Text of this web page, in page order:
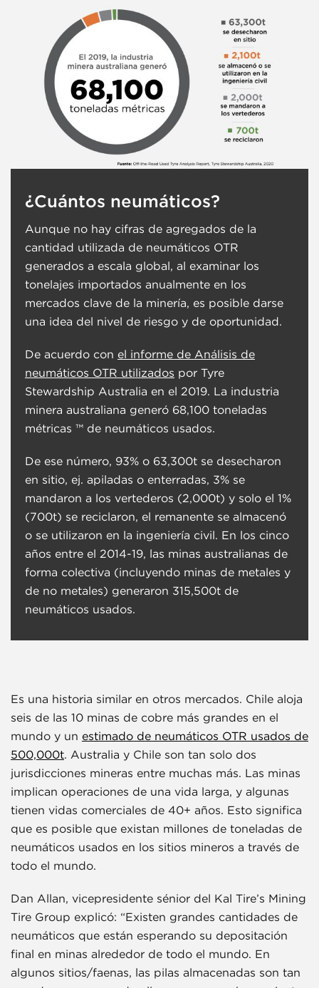
¿Cuántos neumáticos?
Aunque no hay cifras de agregados de la
cantidad utilizada de neumáticos OTR
generados a escala global, al examinar los
tonelajes importados anualmente en los
mercados clave de la minería, es posible darse
una idea del nivel de riesgo y de oportunidad.
De acuerdo con el informe de Análisis de
neumáticos OTR utilizados por Tyre
Stewardship Australia en el 2019. La industria
minera australiana generó 68,100 toneladas
métricas ™ de neumáticos usados.
De ese número, 93% o 63,300t se desecharon
en sitio, ej. apiladas o enterradas, 3% se
mandaron a los vertederos (2,000t) y solo el 1%
(700t) se reciclaron, el remanente se almacenó
o se utilizaron en la ingeniería civil. En los cinco
años entre el 2014-19, las minas australianas de
forma colectiva (incluyendo minas de metales y
de no metales) generaron 315,500t de
neumáticos usados.
Es una historia similar en otros mercados. Chile aloja
seis de las 10 minas de cobre más grandes en el
mundo y un estimado de neumáticos OTR usados de
500,000t. Australia y Chile son tan solo dos
jurisdicciones mineras entre muchas más. Las minas
implican operaciones de una vida larga, y algunas
tienen vidas comerciales de 40+ años. Esto significa
que es posible que existan millones de toneladas de
neumáticos usados en los sitios mineros a través de
todo el mundo.
Dan Allan, vicepresidente sénior del Kal Tire’s Mining
Tire Group explicó: “Existen grandes cantidades de
neumáticos que están esperando su depositación
final en minas alrededor de todo el mundo. En
algunos sitios/faenas, las pilas almacenadas son tan